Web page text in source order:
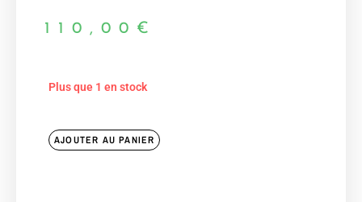
110,00 €
Plus que 1 en stock
AJOUTER AU PANIER